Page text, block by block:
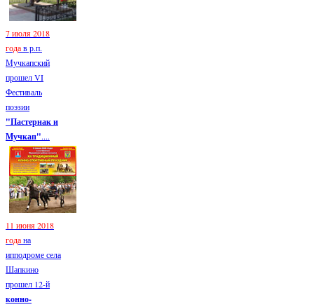
7 июля 2018
годав р.п.
Мучкапский
прошел VI
Фестиваль
поэзии
"Пастернак и
Мучкап"....
11 июня 2018
годана
ипподроме села
Шапкино
прошел 12-й
конно-